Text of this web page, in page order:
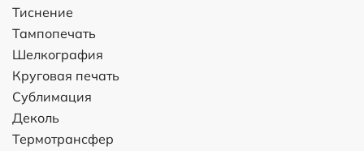
Тиснение
Тампопечать
Шелкография
Круговая печать
Сублимация
Деколь
Термотрансфер